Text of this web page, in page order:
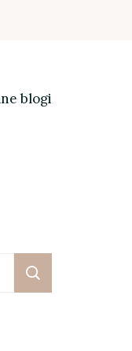
blogi